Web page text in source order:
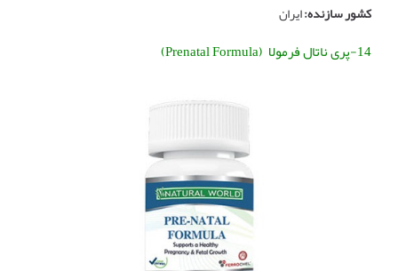
کشور سازنده:ایران
14-پری ناتال فرمولا (Prenatal Formula)